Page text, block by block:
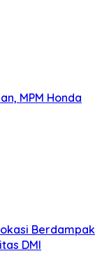
MPM Honda
Berdampak
DMI